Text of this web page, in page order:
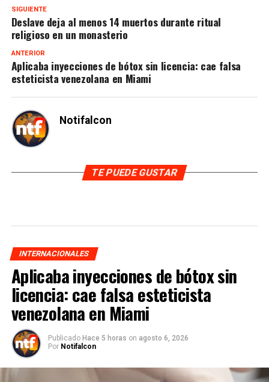
SIGUIENTE
Deslave deja al menos 14 muertos durante ritual
religioso en un monasterio
ANTERIOR
Aplicaba inyecciones de bótox sin licencia: cae falsa
esteticista venezolana en Miami
Notifalcon
TE PUEDE GUSTAR
INTERNACIONALES
Aplicaba inyecciones de bótox sin
licencia: cae falsa esteticista
venezolana en Miami
Publicado Hace 5 horas on agosto 6, 2026
Por Notifalcon